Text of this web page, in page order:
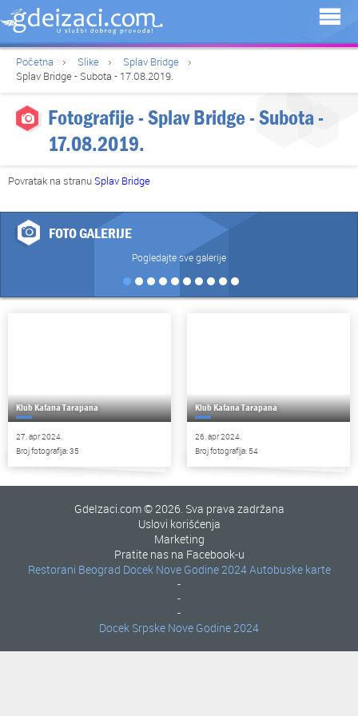
Početna Slike
Splav Bridge
Splav Bridge - Subota - 17.08.2019.
Fotografije - Splav Bridge - Subota -
17.08.2019.
Povratak na stranu Splav Bridge
FOTO GALERIJE
Pogledajte sve galerije
Klub Kafana Tarapana
27. apr 2024.
Broj fotografija: 35
Klub Kafana Tarapana
26. apr 2024.
Broj fotografija: 54
GdeIzaci.com © 2026. Sva prava zadržana
Uslovi korišćenja
Marketing
Pratite nas na Facebook-u
Restorani Beograd
-
Docek Nove Godine 2024
-
Autobuske karte
-
Docek Srpske Nove Godine 2024